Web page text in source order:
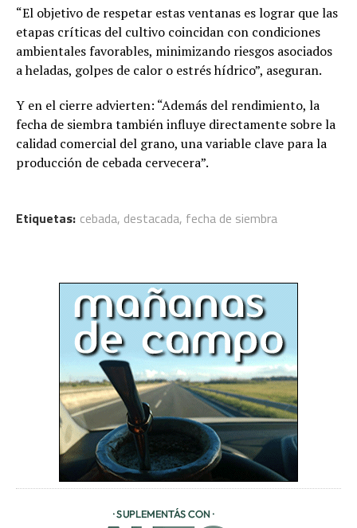
“El objetivo de respetar estas ventanas es lograr que las
etapas críticas del cultivo coincidan con condiciones
ambientales favorables, minimizando riesgos asociados
a heladas, golpes de calor o estrés hídrico”, aseguran.
Y en el cierre advierten: “Además del rendimiento, la
fecha de siembra también influye directamente sobre la
calidad comercial del grano, una variable clave para la
producción de cebada cervecera”.
Etiquetas: cebada, destacada, fecha de siembra